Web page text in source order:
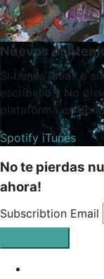
Nuevos
Si tienes ideas o
escríbenos. No
plataforma en
Spotify iTunes
No te pierdas
ahora!
Subscribtion Email